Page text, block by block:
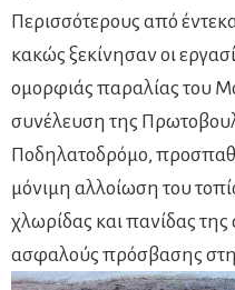
Περισσότερους από
κακώς ξεκίνησαν οι
ομορφιάς παραλίας του
συνέλευση της
Ποδηλατοδρόμο,
μόνιμη αλλοίωση του
χλωρίδας και πανίδας
ασφαλούς πρόσβασης